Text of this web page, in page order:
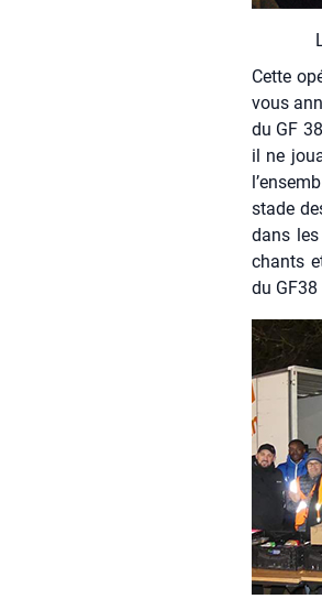
Cette
vous
du GF
il ne
stade
dans
chants
du